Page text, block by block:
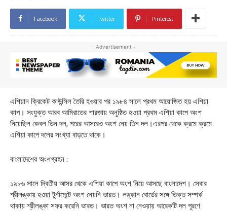
Facebook Twitter Pinterest
- Advertisement -
এশিয়ান ক্রিকেট কাউন্সিল তৈরি হওয়ার পর ১৯৮৪ সালে প্রথম আয়োজিত হয় এশিয়া
কাপ। সংযুক্ত আরব আমিরাতের শারজায় অনুষ্ঠিত হওয়া প্রথম এশিয়া কাপে অংশ
নিয়েছিল কেবল তিন দল, পরের আসরেও অংশ নেয় তিন দল।এরপর থেকে ক্রমে ক্রমে
এশিয়া কাপে দলের সংখ্যা বাড়তে থাকে।
বাংলাদেশের অংশগ্রহন :
১৯৮৬ সালে দ্বিতীয় আসর থেকে এশিয়া কাপে অংশ নিয়ে আসছে বাংলাদেশ। সেবার
শ্রীলঙ্কায় হওয়া টুর্নামেন্টে অংশ নেয়নি ভারত। লঙ্কান বোর্ডের সঙ্গে তিক্ত সম্পর্ক
থাকায় শ্রীলঙ্কা সফর করেনি ভারত। ভারত অংশ না নেওয়ায় আরেকটি দল পূরণে